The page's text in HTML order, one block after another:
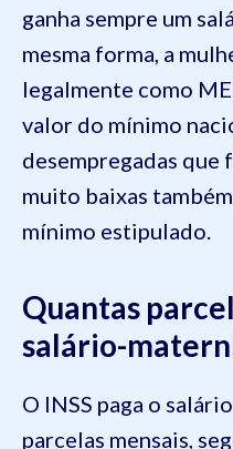
ganha sempre um
mesma forma, a
legalmente como
valor do mínimo
desempregadas
muito baixas
mínimo estipulado.
Quantas
salário-
O INSS paga o
parcelas mensais,